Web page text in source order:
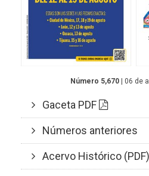
Número 5,670 | 06 de
Gaceta PDF
Números anteriores
Acervo Histórico (PDF)